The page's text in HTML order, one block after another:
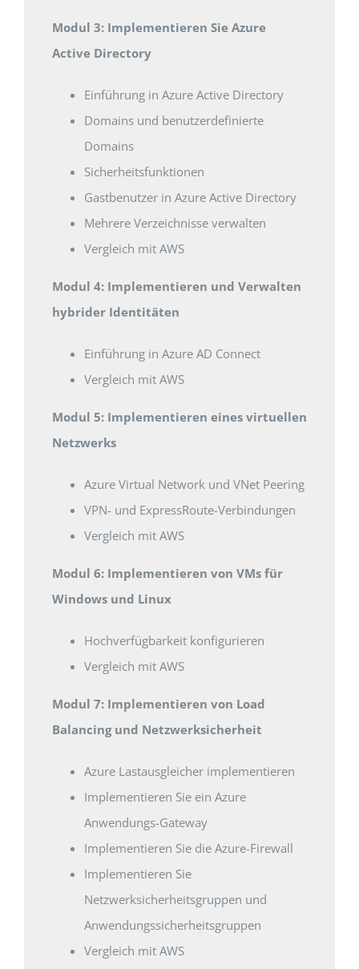
Modul 3: Implementieren Sie Azure
Active Directory
Einführung in Azure Active Directory
Domains und benutzerdefinierte
Domains
Sicherheitsfunktionen
Gastbenutzer in Azure Active Directory
Mehrere Verzeichnisse verwalten
Vergleich mit AWS
Modul 4: Implementieren und Verwalten
hybrider Identitäten
Einführung in Azure AD Connect
Vergleich mit AWS
Modul 5: Implementieren eines virtuellen
Netzwerks
Azure Virtual Network und VNet Peering
VPN- und ExpressRoute-Verbindungen
Vergleich mit AWS
Modul 6: Implementieren von VMs für
Windows und Linux
Hochverfügbarkeit konfigurieren
Vergleich mit AWS
Modul 7: Implementieren von Load
Balancing und Netzwerksicherheit
Azure Lastausgleicher implementieren
Implementieren Sie ein Azure
Anwendungs-Gateway
Implementieren Sie die Azure-Firewall
Implementieren Sie
Netzwerksicherheitsgruppen und
Anwendungssicherheitsgruppen
Vergleich mit AWS